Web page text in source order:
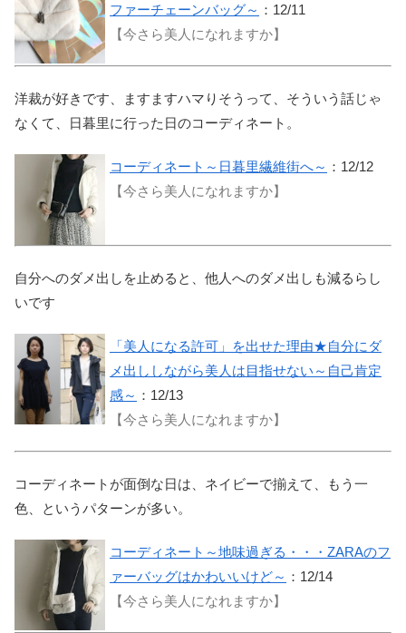
ファーチェーンバッグ～ ：12/11
【今さら美人になれますか】
洋裁が好きです、ますますハマりそうって、そういう話じゃ
なくて、日暮里に行った日のコーディネート。
コーディネート～日暮里繊維街へ～ ：12/12
【今さら美人になれますか】
自分へのダメ出しを止めると、他人へのダメ出しも減るらし
いです
「美人になる許可」を出せた理由★自分にダ
メ出ししながら美人は目指せない～自己肯定
感～ ：12/13
【今さら美人になれますか】
コーディネートが面倒な日は、ネイビーで揃えて、もう一
色、というパターンが多い。
コーディネート～地味過ぎる・・・ZARAのフ
ァーバッグはかわいいけど～ ：12/14
【今さら美人になれますか】